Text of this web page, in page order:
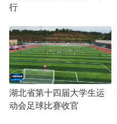
行
湖北省第十四届大学生运
动会足球比赛收官